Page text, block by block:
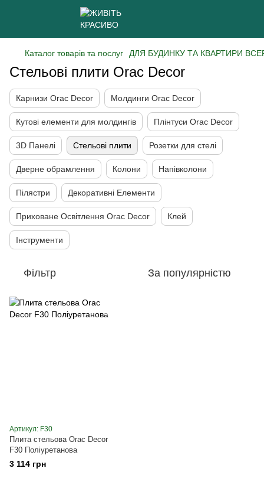
Каталог товарів та послуг ДЛЯ БУДИНКУ ТА КВАРТИРИ
Стельові плити Orac Decor
Карнизи Orac Decor Молдинги Orac Decor
Кутові елементи для молдингів Плінтуси Orac Decor
3D Панелі Стельові плити Розетки для стелі
Дверне обрамлення Колони Напівколони
Пілястри Декоративні Елементи
Приховане Освітлення Orac Decor Клей
Інструменти
Фільтр За популярністю
Артикул: F30
Плита стельова Orac Decor
F30 Поліуретанова
3 114 грн